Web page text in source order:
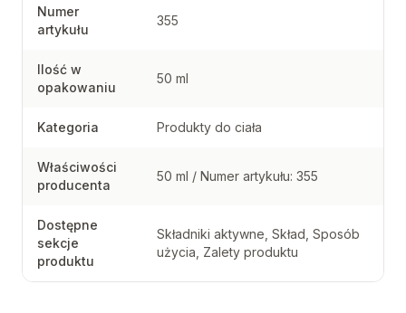
Numer
artykułu
355
Ilość w
opakowaniu
50 ml
Kategoria Produkty do ciała
Właściwości
producenta
50 ml / Numer artykułu: 355
Dostępne
sekcje
produktu
Składniki aktywne, Skład, Sposób
użycia, Zalety produktu